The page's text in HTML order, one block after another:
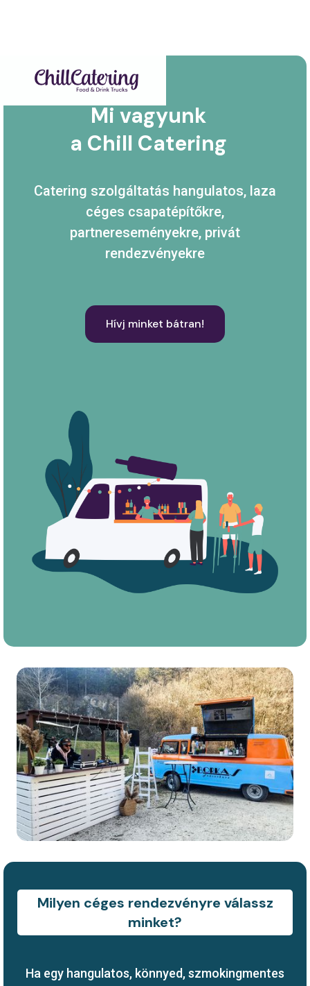
Mi vagyunk
a Chill Catering
Catering szolgáltatás hangulatos, laza
céges csapatépítőkre,
partnereseményekre, privát
rendezvényekre
Hívj minket bátran!
Milyen céges rendezvényre válassz
minket?
Ha egy hangulatos, könnyed, szmokingmentes